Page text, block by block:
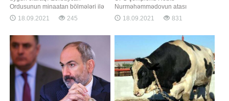
Ordusunun minaatan bölmələri ilə
keçirilən intensiv döyüş hazırlığı
məşğələləri davam edir. Müdafiə
məlumata görə, məşğələlərdə
batareyanın atəş mövqeyini tutması
və komanda müşahidə
məntəqəsinin açılması tapşırıqlar
18.09.2021 245
Nurməhəmmədovun atası
Əbdülmanaf Nurməhəmmədovun
xatirəsinə həsr edilən turnir keçirilib.
azərbaycanlı döyüşçü Nəriman
Abbasov rusiyalı Şamil Zavurovla
qarşılaşıb. Abbasov rəqibini ilk
raunddaca nokauta salıb. Qey
18.09.2021 831